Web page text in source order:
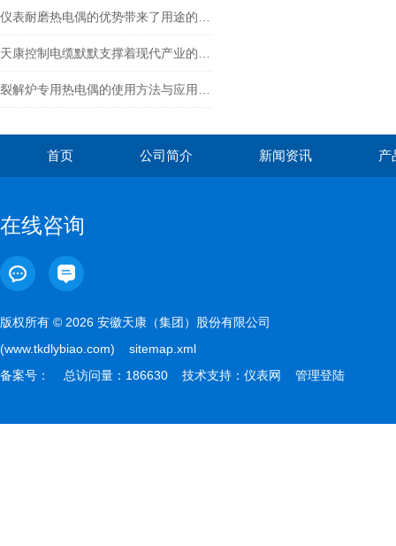
首页 公司简介 新闻资讯 产
在线咨询
版权所有 © 2026 安徽天康（集团）股份有限公司
(www.tkdlybiao.com) sitemap.xml
备案号：
总访问量：186630 技术支持： 仪表网 管理登陆